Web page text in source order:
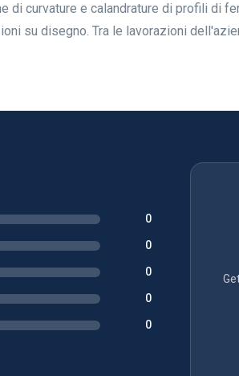
di curvature e calandrature di profili di
su disegno. Tra le lavorazioni
0
0
0
0
0